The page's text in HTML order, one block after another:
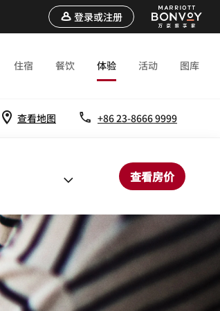
登录或注册
住宿 餐饮 体验 活动 图库
查看地图 +86 23-8666 9999
查看房价